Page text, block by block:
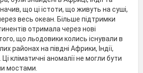
що ці істоти, що живуть на суші,
весь океан. Більше підтримки
отримала через нові
що льодовики колись існували в
районах на півдні Африки, Індії,
Ці кліматичні аномалії не могли бути
мостами.